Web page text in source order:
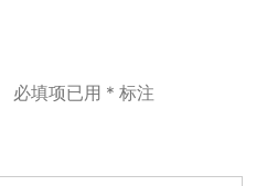
必填项已用 * 标注